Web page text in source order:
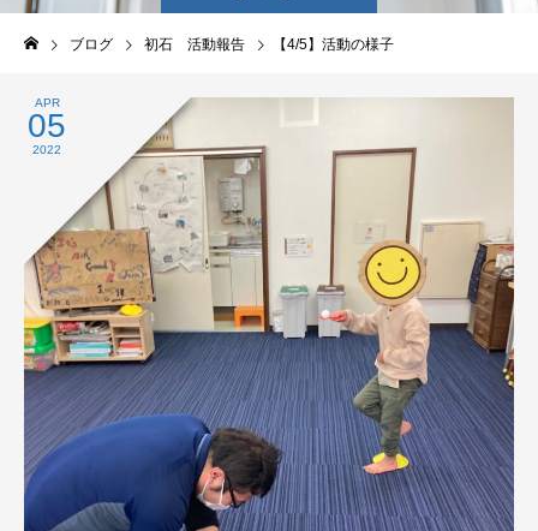
ブログ 初石 活動報告 【4/5】活動の様子
APR
05
2022